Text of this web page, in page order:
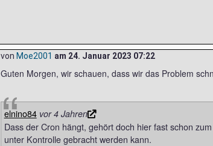
von Moe2001 am 24. Januar 2023 07:22
Guten Morgen, wir schauen, dass wir das Problem
elnino84 vor 4 Jahren
Dass der Cron hängt, gehört doch hier fast schon
unter Kontrolle gebracht werden kann.